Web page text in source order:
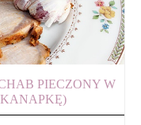
PIECZONY W